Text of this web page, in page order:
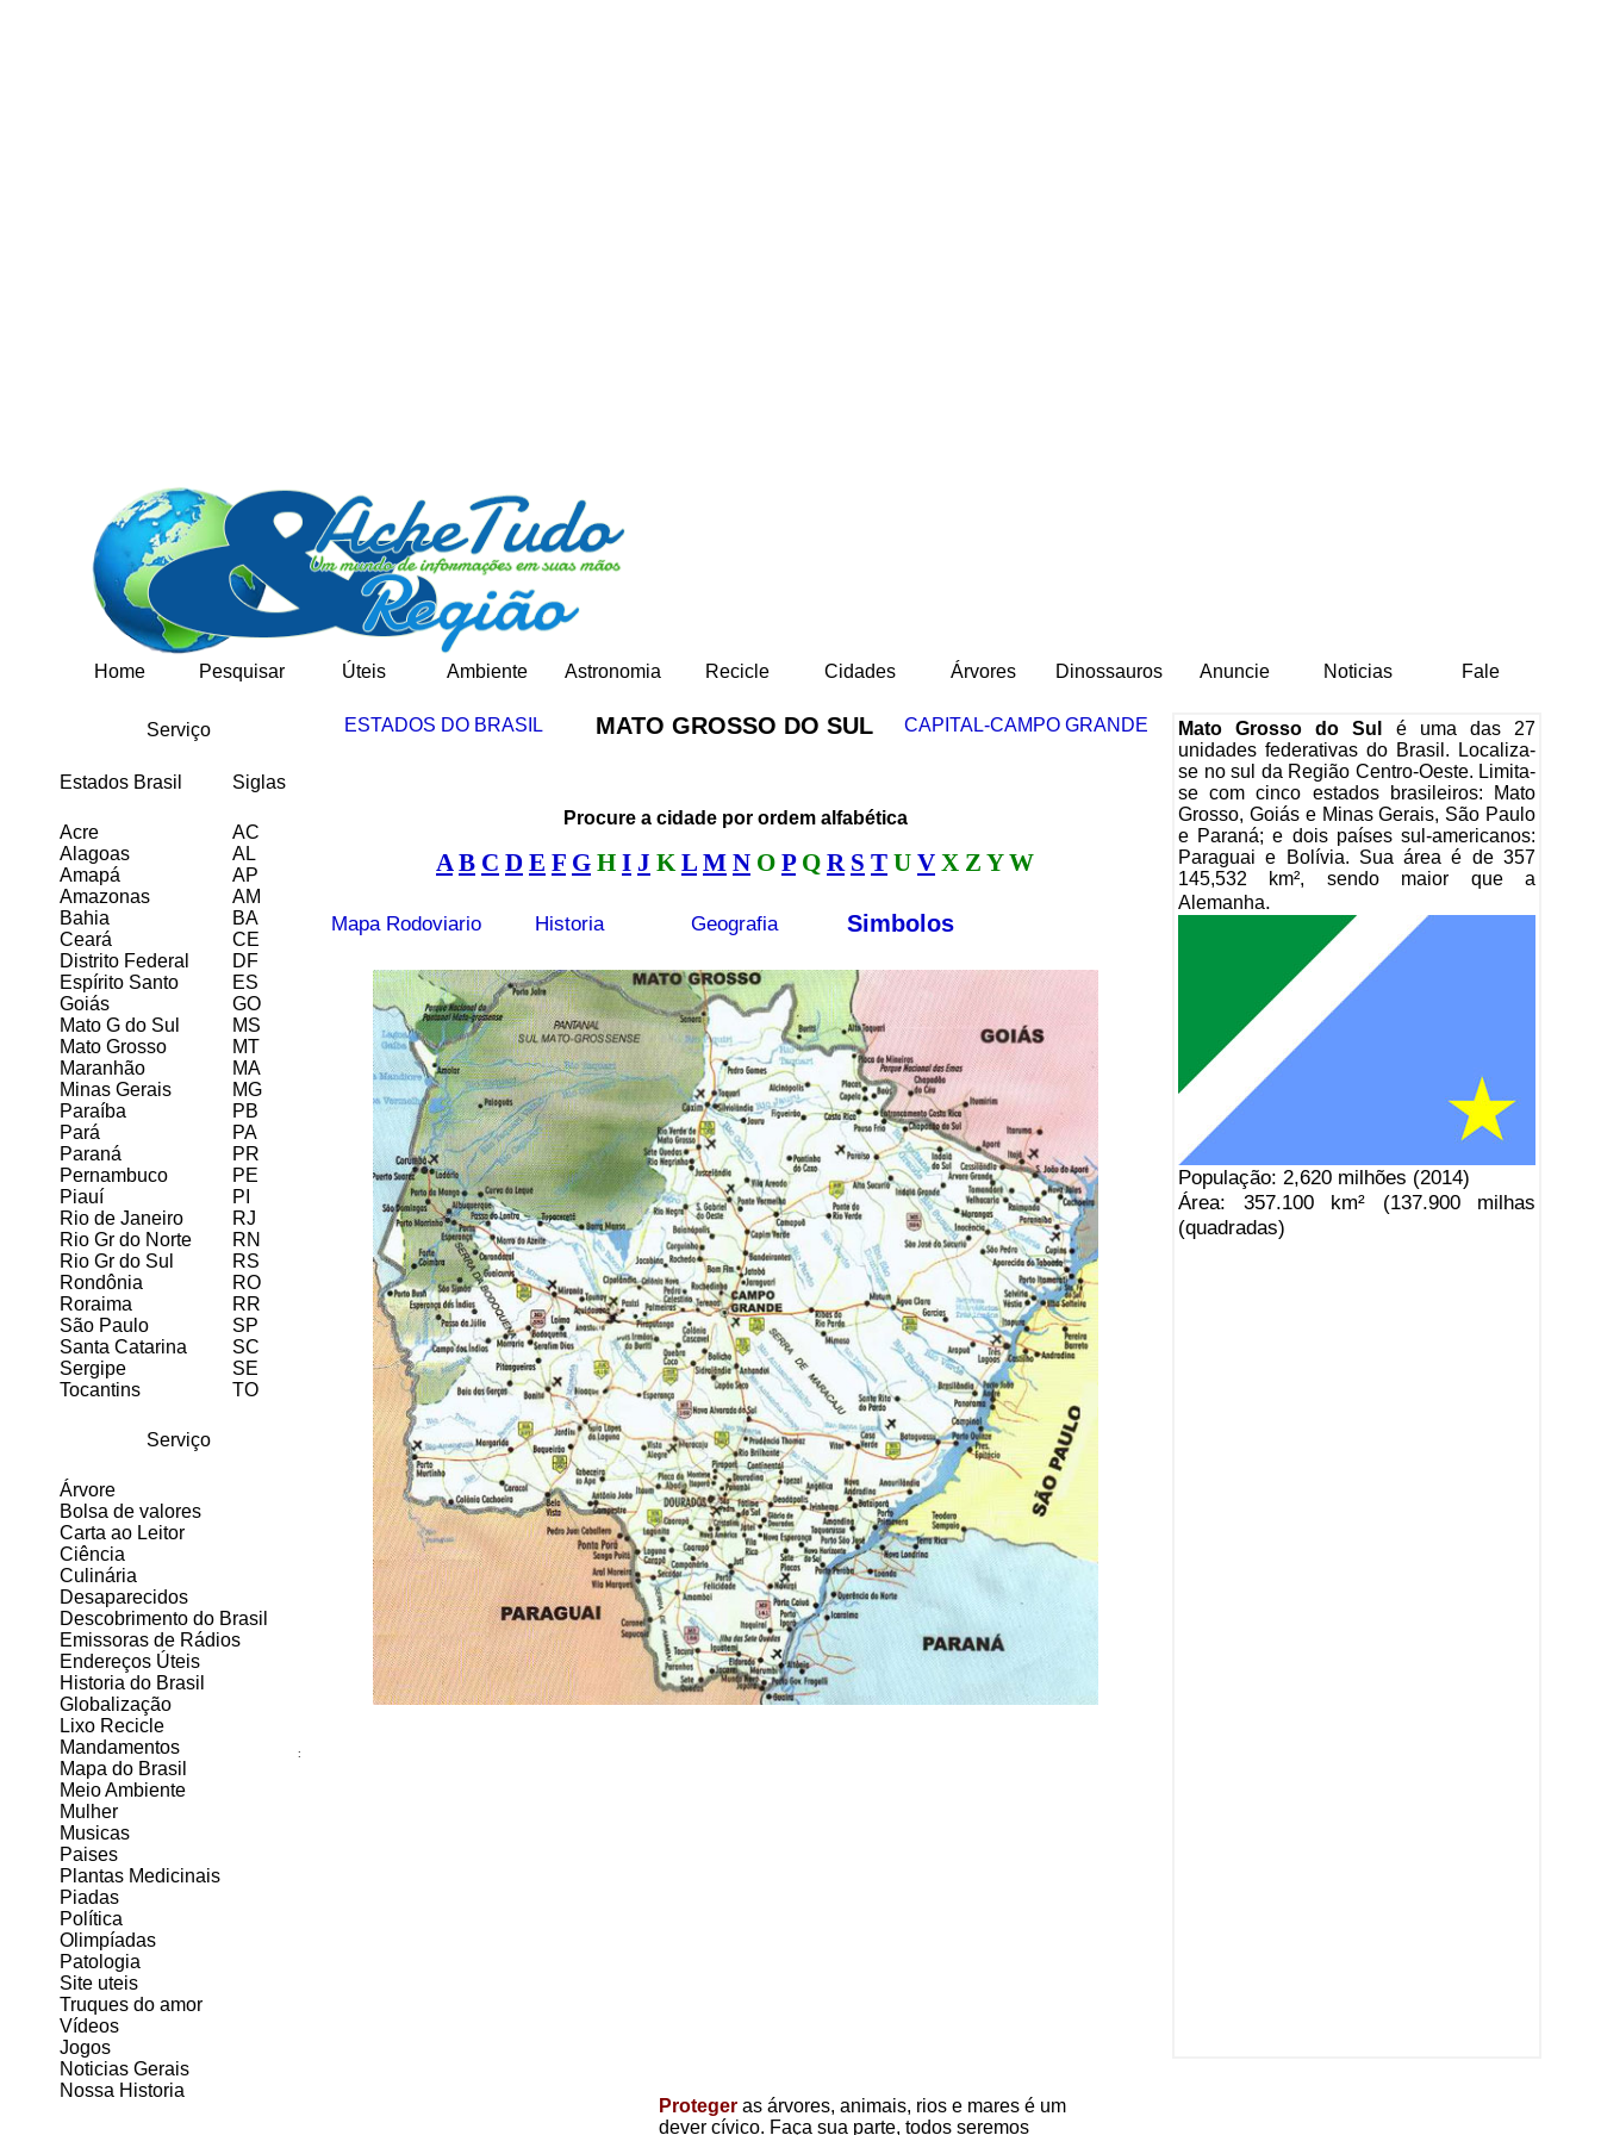
Home Pesquisar Úteis Ambiente Astronomia Recicle Cidades Árvores Dinossauros Anuncie Noticias Fale
Serviço
Estados Brasil Siglas
Acre
AC
Alagoas
AL
Amapá
AP
Amazonas
AM
Bahia
BA
Ceará
CE
Distrito Federal
DF
Espírito Santo
ES
Goiás
GO
Mato G do Sul
MS
Mato Grosso
MT
Maranhão
MA
Minas Gerais
MG
Paraíba
PB
Pará
PA
Paraná
PR
Pernambuco
PE
Piauí
PI
Rio de Janeiro
RJ
Rio Gr do Norte
RN
Rio Gr do Sul
RS
Rondônia
RO
Roraima
RR
São Paulo
SP
Santa Catarina
SC
Sergipe
SE
Tocantins
TO
Serviço
Árvore
Bolsa de valores
Carta ao Leitor
Ciência
Culinária
Desaparecidos
Descobrimento do Brasil
Emissoras de Rádios
Endereços Úteis
Historia do Brasil
Globalização
Lixo Recicle
Mandamentos
Mapa do Brasil
Meio Ambiente
Mulher
Musicas
Paises
Plantas Medicinais
Piadas
Política
Olimpíadas
Patologia
Site uteis
Truques do amor
Vídeos
Jogos
Noticias Gerais
Nossa Historia
ESTADOS DO BRASIL MATO GROSSO DO SUL CAPITAL-CAMPO GRANDE
Procure a cidade por ordem alfabética
A B C D E F G H I J KL M N O PQ R S T U V X Z Y W
Mapa Rodoviario Historia Geografia Simbolos
:
Proteger as árvores, animais, rios e mares é um
dever cívico. Faça sua parte, todos seremos
Mato Grosso do Sul
é uma das 27
unidades federativas do Brasil. Localiza-
se no sul da Região Centro-Oeste. Limita-
se com cinco estados brasileiros: Mato
Grosso, Goiás e Minas Gerais, São Paulo
e Paraná; e dois países sul-americanos:
Paraguai e Bolívia. Sua área é de 357
145,532 km², sendo maior que a
Alemanha.
População: 2,620 milhões (2014)
Área: 357.100 km² (137.900 milhas
(quadradas)